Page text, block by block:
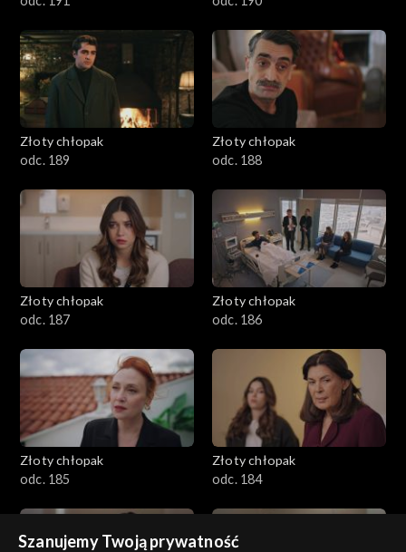
Złoty chłopak
odc. 189
Złoty chłopak
odc. 188
Złoty chłopak
odc. 187
Złoty chłopak
odc. 186
Złoty chłopak
odc. 185
Złoty chłopak
odc. 184
Szanujemy Twoją prywatność